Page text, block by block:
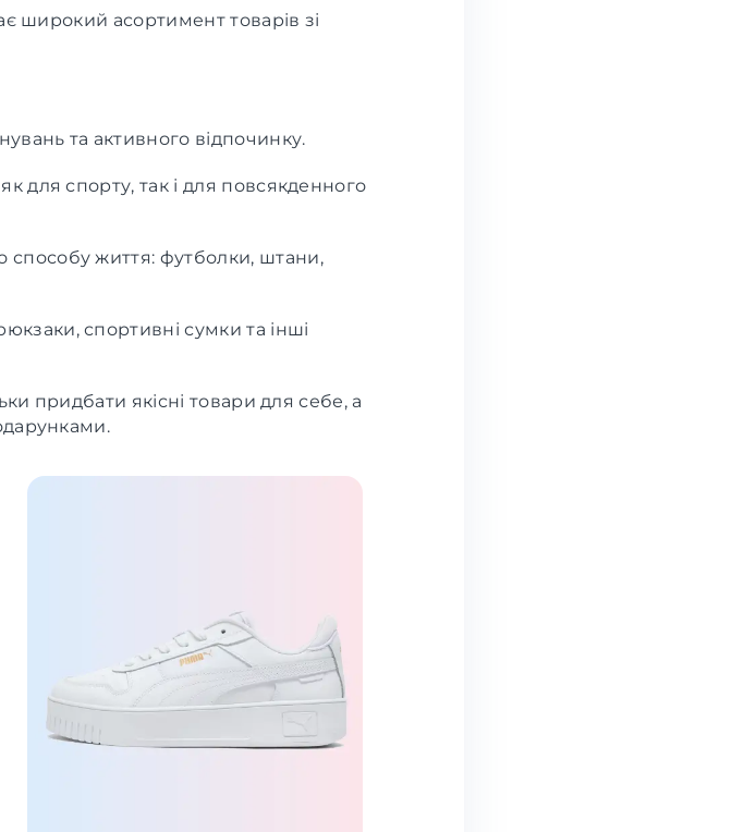
широкий асортимент товарів зі
та активного відпочинку.
як для спорту, так і для повсякденного
способу життя: футболки, штани,
спортивні сумки та інші
придбати якісні товари для себе, а